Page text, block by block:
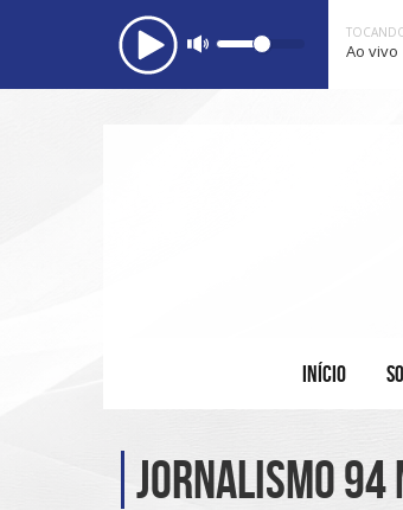
Ao vivo
INÍCIO
Jornalismo